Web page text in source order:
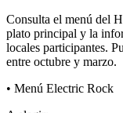
Consulta el menú del
plato principal y la
locales participantes.
entre octubre y marzo.
• Menú Electric Rock